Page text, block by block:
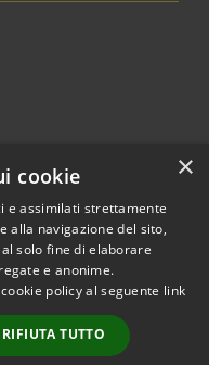
© 2026 • Comune di
Igea Marina • Powered
byMunicipium
Accesso
redazione
×
cookie
e assimilati strettamente
alla navigazione del sito,
solo fine di elaborare
e anonime.
policy al seguente link
RIFIUTA TUTTO